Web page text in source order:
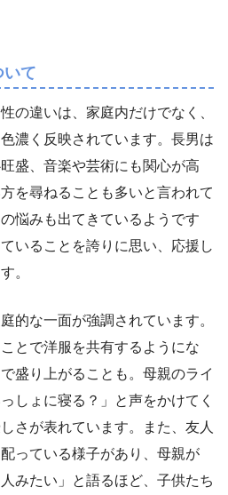
いて
の違いは、家庭内だけでなく、
濃く反映されています。長男は
盛、音楽や芸術にも関心が高
を尋ねることも多いと言われて
悩みも出てきているようです
いることを誇りに思い、応援し
。
的な一面が強調されています。
とで洋服を共有するようにな
盛り上がることも。母親のライ
しょに寝る？」と声をかけてく
さが表れています。また、友人
っている様子があり、母親が
みたい」と語るほど、子供たち